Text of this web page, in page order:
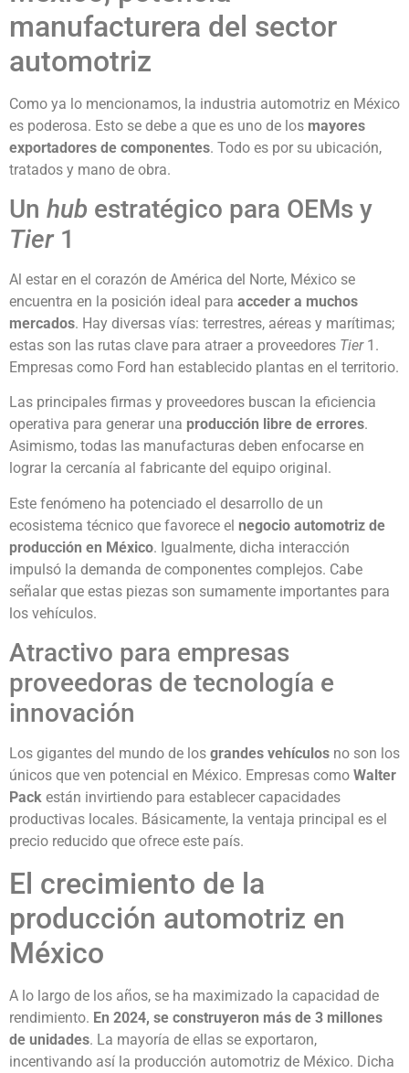
manufacturera del sector
automotriz
Como ya lo mencionamos, la industria automotriz en México
es poderosa. Esto se debe a que es uno de los mayores
exportadores de componentes. Todo es por su ubicación,
tratados y mano de obra.
Un hub estratégico para OEMs y
Tier1
Al estar en el corazón de América del Norte, México se
encuentra en la posición ideal para acceder a muchos
mercados. Hay diversas vías: terrestres, aéreas y marítimas;
estas son las rutas clave para atraer a proveedores Tier1.
Empresas como Ford han establecido plantas en el territorio.
Las principales firmas y proveedores buscan la eficiencia
operativa para generar una producción libre de errores.
Asimismo, todas las manufacturas deben enfocarse en
lograr la cercanía al fabricante del equipo original.
Este fenómeno ha potenciado el desarrollo de un
ecosistema técnico que favorece el negocio automotriz de
producción en México. Igualmente, dicha interacción
impulsó la demanda de componentes complejos. Cabe
señalar que estas piezas son sumamente importantes para
los vehículos.
Atractivo para empresas
proveedoras de tecnología e
innovación
Los gigantes del mundo de los grandes vehículos no son los
únicos que ven potencial en México. Empresas como Walter
Pack están invirtiendo para establecer capacidades
productivas locales. Básicamente, la ventaja principal es el
precio reducido que ofrece este país.
El crecimiento de la
producción automotriz en
México
A lo largo de los años, se ha maximizado la capacidad de
rendimiento. En 2024, se construyeron más de 3 millones
de unidades. La mayoría de ellas se exportaron,
incentivando así la producción automotriz de México. Dicha